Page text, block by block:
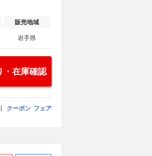
販売地域
岩手県
・在庫確認
クーポン フェア